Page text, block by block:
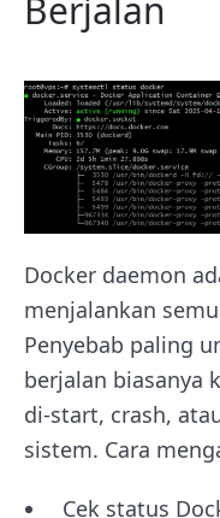
Docker daemon
menjalankan
Penyebab paling
berjalan biasanya
di-start, crash,
sistem. Cara
Cek status